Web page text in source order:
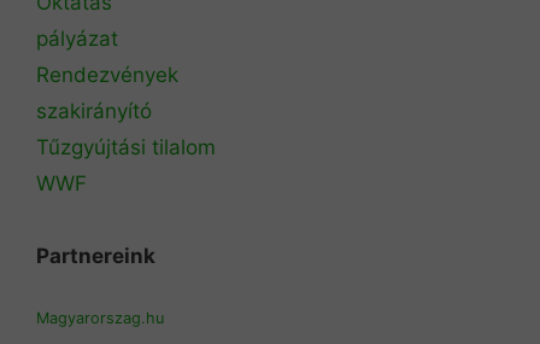
pályázat
Rendezvények
szakirányító
Tűzgyújtási tilalom
WWF
Partnereink
Magyarorszag.hu